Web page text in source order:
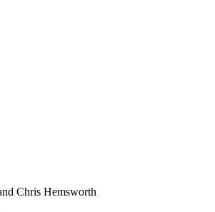
Chris Hemsworth